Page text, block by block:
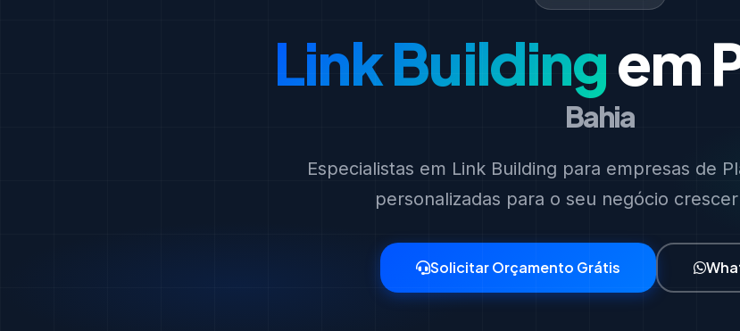
Link Buildingem
Bahia
Especialistas em Link Building para empresas de
personalizadas para o seu negócio
Solicitar Orçamento Grátis